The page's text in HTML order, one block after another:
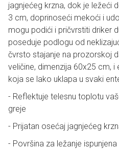
jagnjećeg krzna, dok je ležeći
3 cm, doprinoseći mekoći i
mogu podići i pričvrstiti driker
poseduje podlogu od
čvrsto stajanje na prozorskoj
veličine, dimenzija 60x25 cm,
koja se lako uklapa u svaki
- Reflektuje telesnu toplotu
greje
- Prijatan osećaj jagnjećeg
- Površina za ležanje